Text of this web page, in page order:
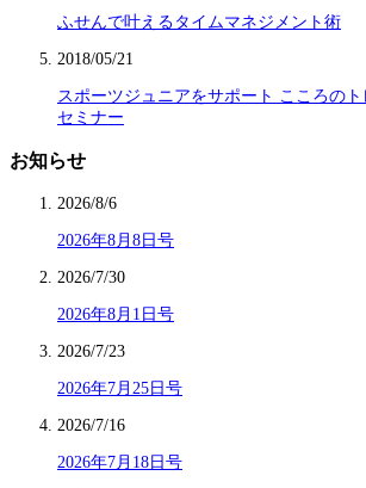
ふせんで叶えるタイムマネジメント術
2018/05/21
スポーツジュニアをサポート こころの
セミナー
お知らせ
2026/8/6
2026年8月8日号
2026/7/30
2026年8月1日号
2026/7/23
2026年7月25日号
2026/7/16
2026年7月18日号